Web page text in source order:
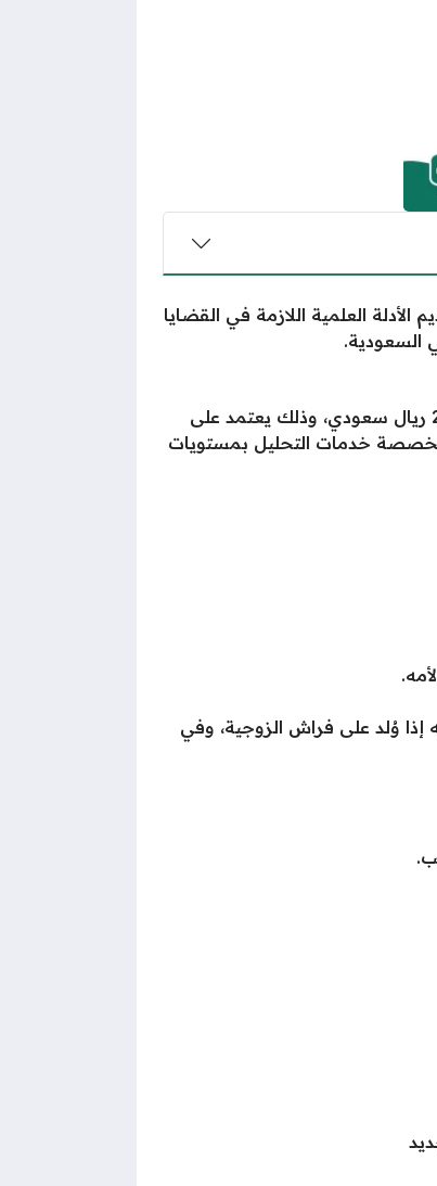
العلمية اللازمة في القضايا
يتراوح سعر تحليل إثبات نسب الطفل أو نفيه، وكل ما يتعلق بالأصول العرقية والقبلية عادةً بين 1200 إلى 2000 ريال سعودي، وذلك يعتمد على
خدمات التحليل بمستويات
إذا وُلد على فراش الزوجية، وفي